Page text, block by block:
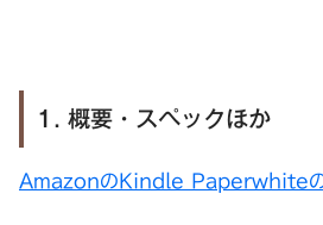
1. 概要・スペックほか
AmazonのKindle Paperwhiteの